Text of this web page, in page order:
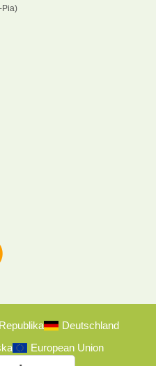
Pia)
Deutschland
European Union